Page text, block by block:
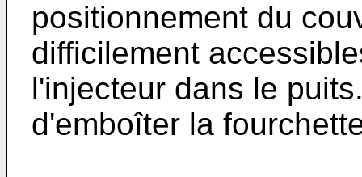
positionnement du
difficilement
l'injecteur dans le
d'emboîter la